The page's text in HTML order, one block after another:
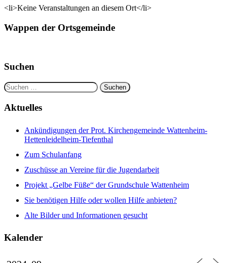
<li>Keine Veranstaltungen an diesem Ort</li>
Wappen der Ortsgemeinde
Suchen
Suchen
nach:
Aktuelles
Ankündigungen der Prot. Kirchengemeinde Wattenheim-
Hettenleidelheim-Tiefenthal
Zum Schulanfang
Zuschüsse an Vereine für die Jugendarbeit
Projekt „Gelbe Füße“ der Grundschule Wattenheim
Sie benötigen Hilfe oder wollen Hilfe anbieten?
Alte Bilder und Informationen gesucht
Kalender